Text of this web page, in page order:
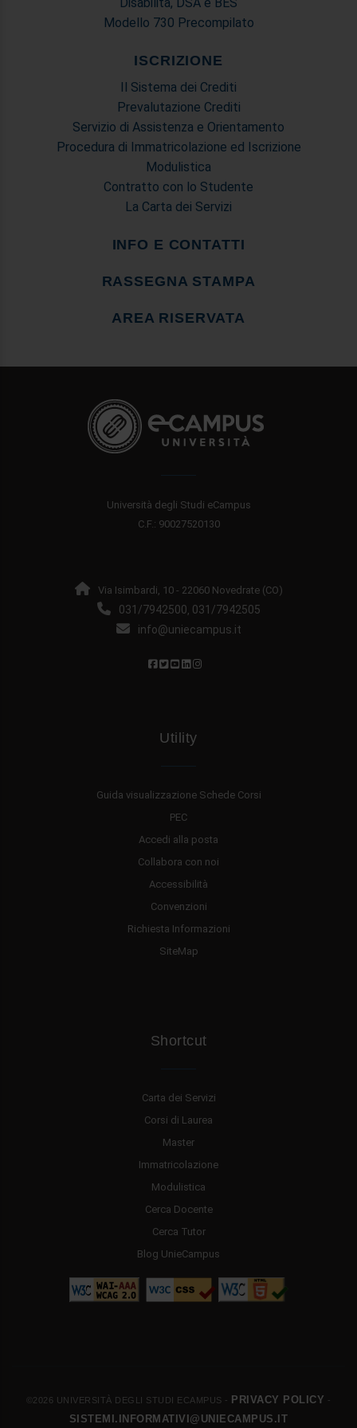
Modello 730 Precompilato
ISCRIZIONE
Il Sistema dei Crediti
Prevalutazione Crediti
Servizio di Assistenza e Orientamento
Procedura di Immatricolazione ed Iscrizione
Modulistica
Contratto con lo Studente
La Carta dei Servizi
INFO E CONTATTI
RASSEGNA STAMPA
AREA RISERVATA
Università degli Studi eCampus
C.F.: 90027520130
Via Isimbardi, 10 - 22060 Novedrate (CO)
031/7942500, 031/7942505
info@uniecampus.it
Utility
Guida visualizzazione Schede Corsi
PEC
Accedi alla posta
Collabora con noi
Accessibilità
Convenzioni
Richiesta Informazioni
SiteMap
Shortcut
Carta dei Servizi
Corsi di Laurea
Master
Immatricolazione
Modulistica
Cerca Docente
Cerca Tutor
Blog UnieCampus
©2026 UNIVERSITÀ DEGLI STUDI ECAMPUS - PRIVACY POLICY -
SISTEMI.INFORMATIVI@UNIECAMPUS.IT